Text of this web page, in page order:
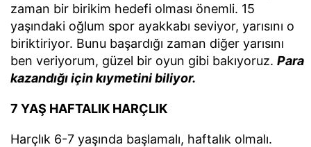
zaman bir birikim hedefi olması önemli. 15
yaşındaki oğlum spor ayakkabı seviyor, yarısını o
biriktiriyor. Bunu başardığı zaman diğer yarısını
ben veriyorum, güzel bir oyun gibi bakıyoruz. Para
kazandığı için kıymetini biliyor.
7 YAŞ HAFTALIK HARÇLIK
Harçlık 6-7 yaşında başlamalı, haftalık olmalı.